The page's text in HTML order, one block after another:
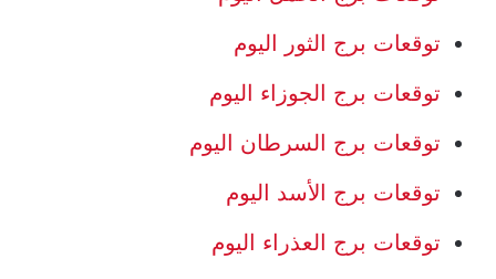
توقعات برج الثور اليوم
توقعات برج الجوزاء اليوم
توقعات برج السرطان اليوم
توقعات برج الأسد اليوم
توقعات برج العذراء اليوم